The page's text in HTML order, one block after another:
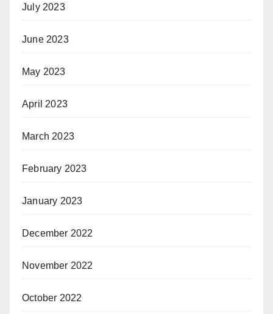
July 2023
June 2023
May 2023
April 2023
March 2023
February 2023
January 2023
December 2022
November 2022
October 2022